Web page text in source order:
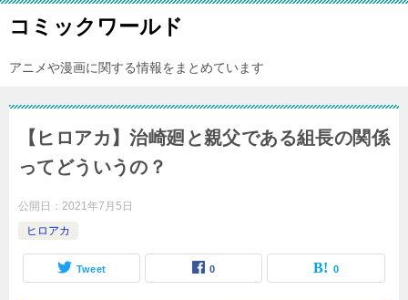
コミックワールド
アニメや漫画に関する情報をまとめています
【ヒロアカ】治崎廻と親父である組長の関係
ってどういうの？
公開日： 2021年7月5日
ヒロアカ
Tweet 0 0